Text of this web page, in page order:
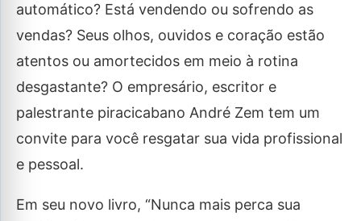
automático? Está vendendo ou sofrendo as
vendas? Seus olhos, ouvidos e coração estão
atentos ou amortecidos em meio à rotina
desgastante? O empresário, escritor e
palestrante piracicabano André Zem tem um
convite para você resgatar sua vida profissional
e pessoal.
Em seu novo livro, “Nunca mais perca sua